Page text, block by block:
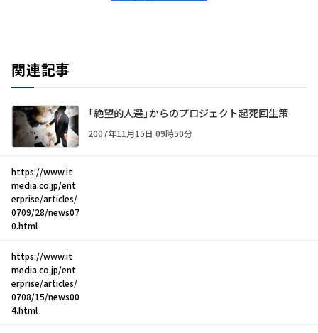
関連記事
「絶望的人選」からのプロジェクト起死回生策
2007年11月15日 09時50分
https://www.it
media.co.jp/ent
erprise/articles/
0709/28/news07
0.html
https://www.it
media.co.jp/ent
erprise/articles/
0708/15/news00
4.html